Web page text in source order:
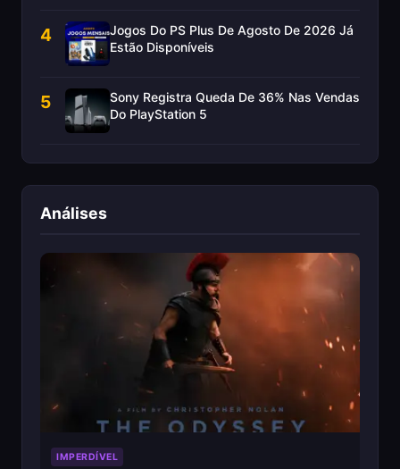
4
Jogos Do PS Plus De Agosto De 2026 Já
Estão Disponíveis
5
Sony Registra Queda De 36% Nas Vendas
Do PlayStation 5
Análises
IMPERDÍVEL